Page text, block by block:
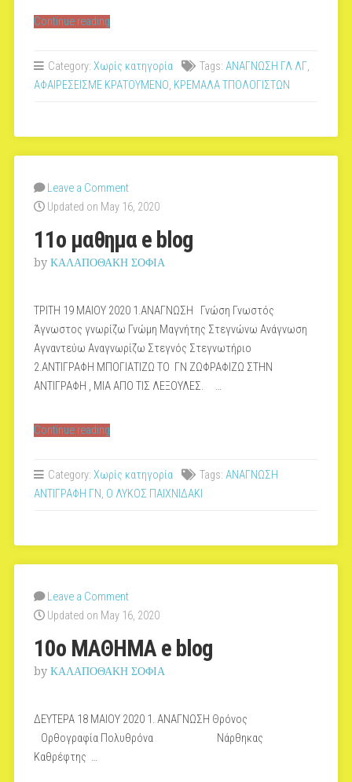
Continue reading“12
BLOG”
Category: Χωρίς κατηγορία Tags: ΑΝΑΓΝΩΣΗ ΓΛ ΛΓ,
ΑΦΑΙΡΕΣΕΙΣΜΕ ΚΡΑΤΟΥΜΕΝΟ, ΚΡΕΜΑΛΑ ΤΠΟΛΟΓΙΣΤΩΝ
Leave a Comment
Updated on May 16, 2020
11ο μαθημα e blog
by ΚΑΛΑΠΟΘΑΚΗ ΣΟΦΙΑ
ΤΡΙΤΗ 19 ΜΑΙΟΥ 2020 1.ΑΝΑΓΝΩΣΗ Γνώση Γνωστός
Άγνωστος γνωρίζω Γνώμη Μαγνήτης Στεγνώνω Ανάγνωση
Αγναντεύω Αναγνωρίζω Στεγνός Στεγνωτήριο
2.ΑΝΤΙΓΡΑΦΗ ΜΠΟΓΙΑΤΙΖΩ ΤΟ ΓΝ ΖΩΦΡΑΦΙΖΩ ΣΤΗΝ
ΑΝΤΙΓΡΑΦΗ , ΜΙΑ ΑΠΟ ΤΙΣ ΛΕΞΟΥΛΕΣ. …
Continue reading“11ο
blog”
Category: Χωρίς κατηγορία Tags: ΑΝΑΓΝΩΣΗ
ΑΝΤΙΓΡΑΦΗ ΓΝ, Ο ΛΥΚΟΣ ΠΑΙΧΝΙΔΑΚΙ
Leave a Comment
Updated on May 16, 2020
10ο ΜΑΘΗΜΑ e blog
by ΚΑΛΑΠΟΘΑΚΗ ΣΟΦΙΑ
ΔΕΥΤΕΡΑ 18 ΜΑΙΟΥ 2020 1. ΑΝΑΓΝΩΣΗ Θρόνος
Ορθογραφία Πολυθρόνα Νάρθηκας
Καθρέφτης …